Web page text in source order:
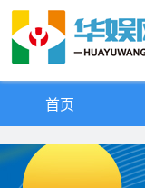
首页